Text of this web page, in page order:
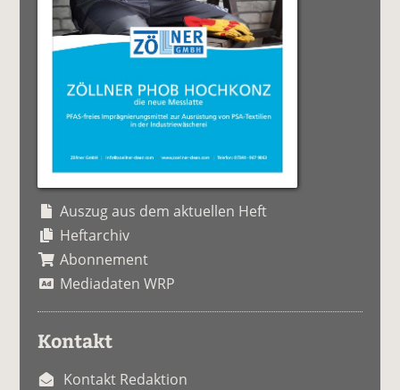
Auszug aus dem aktuellen Heft
Heftarchiv
Abonnement
Mediadaten WRP
Kontakt
Kontakt Redaktion